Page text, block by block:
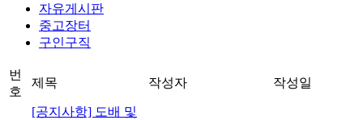
자유게시판
중고장터
구인구직
번
호
제목 작성자 작성일
[공지사항] 도배 및